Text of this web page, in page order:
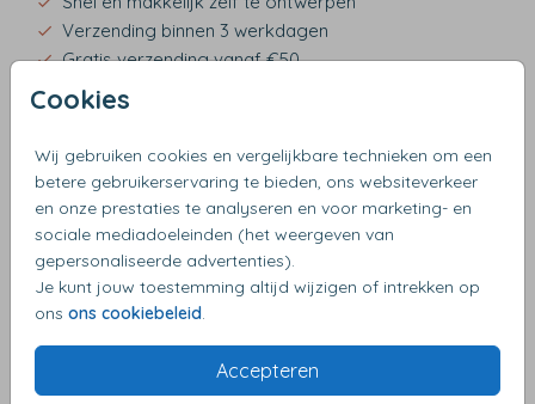
Cookies
Wij gebruiken cookies en vergelijkbare technieken om een
betere gebruikerservaring te bieden, ons websiteverkeer
en onze prestaties te analyseren en voor marketing- en
sociale mediadoeleinden (het weergeven van
gepersonaliseerde advertenties).
Je kunt jouw toestemming altijd wijzigen of intrekken op
ons ons cookiebeleid
Accepteren
Verzending binnen 3 werkdagen
Gratis verzending vanaf €50
OMSCHRIJVING
wit 15 x 11